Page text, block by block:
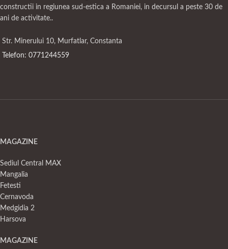
constructii in regiunea sud-estica a Romaniei, in decursul a peste 30 de
ani de activitate..
Str. Minerului 10, Murfatlar, Constanta
Telefon: 0771244559
MAGAZINE
Sediul Central MAX
Mangalia
Fetesti
Cernavoda
Medgidia 2
Harsova
MAGAZINE